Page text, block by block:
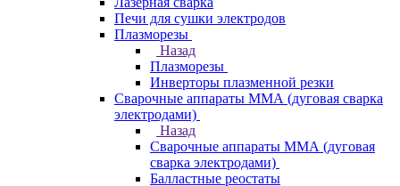
Печи для сушки электродов
Плазморезы
Назад
Плазморезы
Инверторы плазменной резки
Сварочные аппараты ММА (дуговая сварка
электродами)
Назад
Сварочные аппараты ММА (дуговая
сварка электродами)
Балластные реостаты